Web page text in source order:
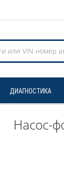
ДИАГНОСТИКА
Насос-